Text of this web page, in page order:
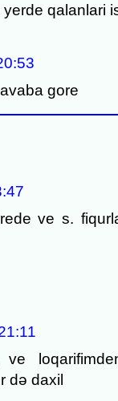
qalanlari
gore
ve s.
ve
də daxil